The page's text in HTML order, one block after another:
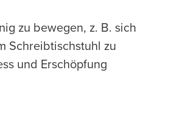
zu bewegen, z. B. sich
Schreibtischstuhl zu
und Erschöpfung